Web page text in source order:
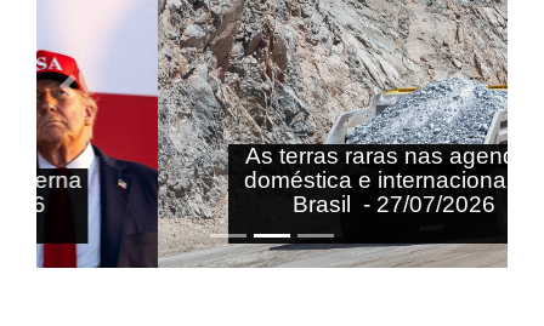
As terras raras nas agendas
doméstica e internacional do
Brasil - 27/07/2026
Anterior Próximo